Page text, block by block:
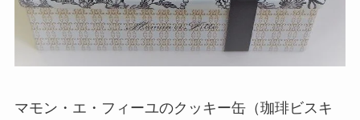
マモン・エ・フィーユのクッキー缶（珈琲ビスキ